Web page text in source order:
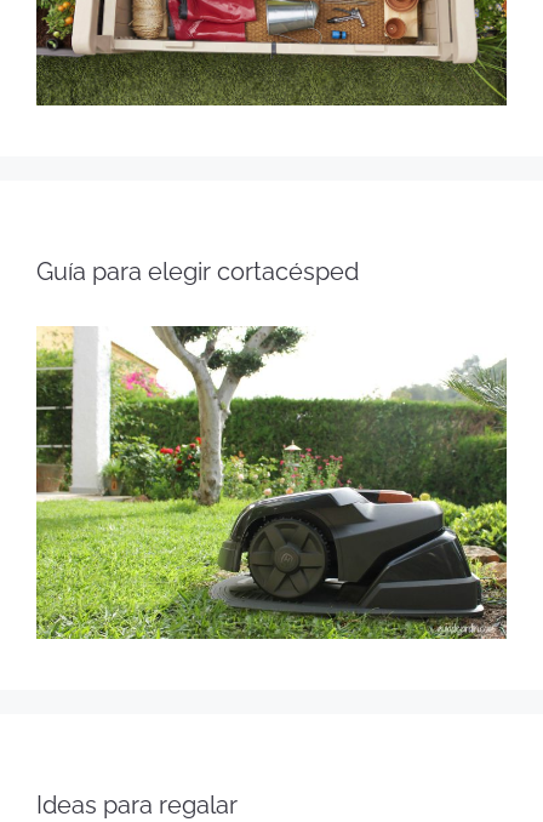
Guía para elegir cortacésped
Ideas para regalar